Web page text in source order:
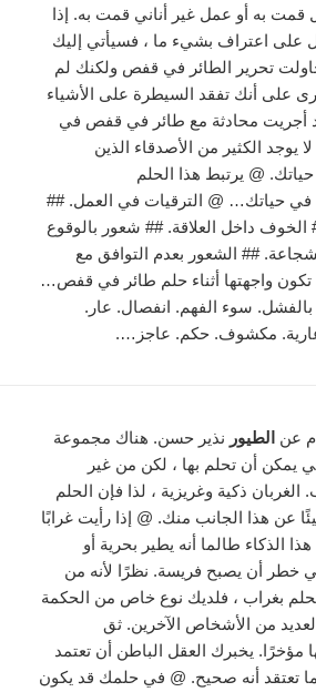
به أو عمل غير أناني قمت به. إذا
على اعتراف بشيء ما ، فسيأتي إليك
تحرير الطائر في قفص ولكنك لم
على أنك تفقد السيطرة على الأشياء
أجريت محادثة مع طائر في قفص في
يوجد الكثير من الأصدقاء الذين
@ يرتبط هذا الحلم
في حياتك… @ الترقيات في العمل. ##
الخوف داخل العلاقة. ## شعور بالوقوع
## الشعور بعدم التوافق مع
واجهتها أثناء حلم طائر في قفص…
سوء الفهم. انفصال. عار.
مكشوف. حكم. عاجز….
عن الطيور نذير حسن. هناك مجموعة
يمكن أن تحلم بها ، لكن من غير
الغربان ذكية وغريزية ، لذا فإن الحلم
عن هذا الجانب منك. @ إذا رأيت غرابًا
الذكاء طالما أنه يطير بحرية أو
خطر أن يصبح فريسة. نظرًا لأنه من
بغراب ، فلديك نوع خاص من الحكمة
من الأشخاص الآخرين. ثق
مؤخرًا. يخبرك العقل الباطن أن تعتمد
تعتقد أنه صحيح. @ في حلمك قد يكون